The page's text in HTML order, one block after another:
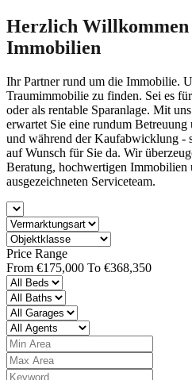
Herzlich Willkommen
Immobilien
Ihr Partner rund um die Immobilie.
Traumimmobilie zu finden. Sei es
oder als rentable Sparanlage. Mit
erwartet Sie eine rundum
und während der Kaufabwicklung -
auf Wunsch für Sie da. Wir
Beratung, hochwertigen Immobilien
ausgezeichneten Serviceteam.
Price Range
From €175,000 To €368,350